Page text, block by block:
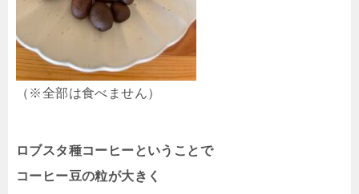
（※全部は食べません）
ロブスタ種コーヒーということで
コーヒー豆の粒が大きく